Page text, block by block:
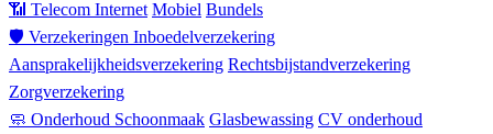
📶 Telecom Internet Mobiel Bundels
🛡 Verzekeringen Inboedelverzekering
Aansprakelijkheidsverzekering Rechtsbijstandverzekering
Zorgverzekering
🧼 Onderhoud Schoonmaak Glasbewassing CV onderhoud